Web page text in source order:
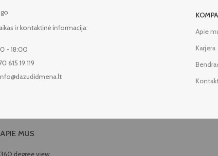
ir kontaktinė informacija:
- 18:00
615 19 119
Apie
Karjera
APIE MUS
360 degree view